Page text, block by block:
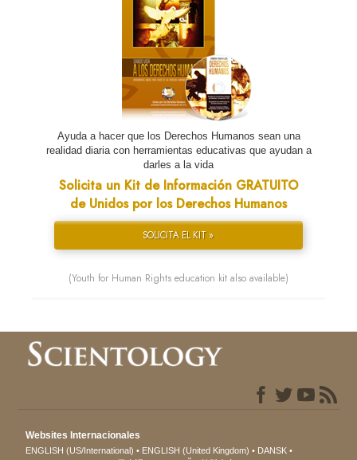
Ayuda a hacer que los Derechos Humanos sean una
realidad diaria con herramientas educativas que ayudan a
darles a la vida
Solicita un Kit de Información GRATUITO
de Unidos por los Derechos Humanos
SOLICITA EL KIT »
(Youth for Human Rights education kit also available)
Websites Internacionales
ENGLISH (US/International) ENGLISH (United Kingdom)
DANSK